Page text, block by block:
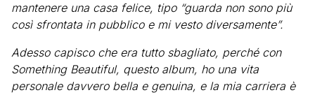
mantenere una casa felice, tipo “guarda non sono più
così sfrontata in pubblico e mi vesto diversamente”.
Adesso capisco che era tutto sbagliato, perché con
Something Beautiful, questo album, ho una vita
personale davvero bella e genuina, e la mia carriera è